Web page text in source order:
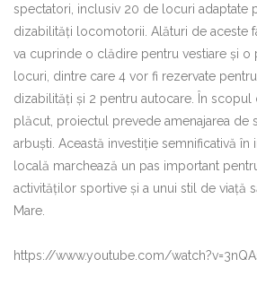
spectatori, inclusiv 20 de locuri adaptate
dizabilități locomotorii. Alături de aceste
va cuprinde o clădire pentru vestiare și o
locuri, dintre care 4 vor fi rezervate
dizabilități și 2 pentru autocare. În scopul
plăcut, proiectul prevede amenajarea de
arbuști. Această investiție semnificativă în
locală marchează un pas important
activităților sportive și a unui stil de viață
Mare.
https://www.youtube.com/